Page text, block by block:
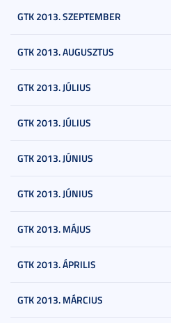
GTK 2013. SZEPTEMBER
GTK 2013. AUGUSZTUS
GTK 2013. JÚLIUS
GTK 2013. JÚLIUS
GTK 2013. JÚNIUS
GTK 2013. JÚNIUS
GTK 2013. MÁJUS
GTK 2013. ÁPRILIS
GTK 2013. MÁRCIUS